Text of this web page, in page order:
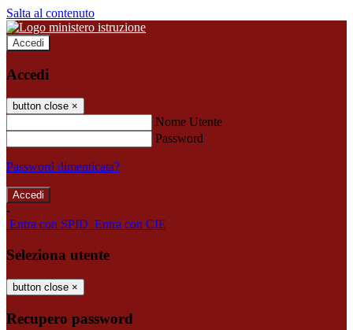
Salta al contenuto
Accedi
Accedi
button close ×
Nome Utente
Password
Password dimenticata?
-
Entra con SPID Entra con CIE
Seleziona utente
button close ×
Recupero password